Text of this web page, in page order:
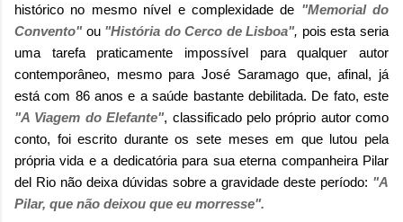
histórico no mesmo nível e complexidade de "Memorial do
Convento" ou "História do Cerco de Lisboa", pois esta seria
uma tarefa praticamente impossível para qualquer autor
contemporâneo, mesmo para José Saramago que, afinal, já
está com 86 anos e a saúde bastante debilitada. De fato, este
"A Viagem do Elefante", classificado pelo próprio autor como
conto, foi escrito durante os sete meses em que lutou pela
própria vida e a dedicatória para sua eterna companheira Pilar
del Rio não deixa dúvidas sobre a gravidade deste período: "A
Pilar, que não deixou que eu morresse".